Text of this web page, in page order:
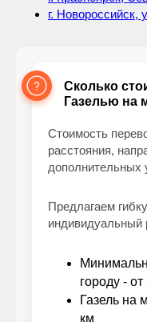
г. Новороссийск,
Сколько
Газелью на
Стоимость
расстояния,
дополнительных
Предлагаем
индивидуальный
городу -
Газель на
км